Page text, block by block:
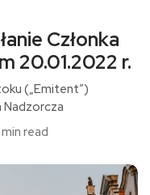
Członka
20.01.2022 r.
(„Emitent”)
Nadzorcza
read